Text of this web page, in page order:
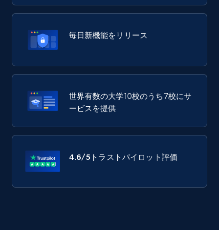
毎日新機能をリリース
世界有数の大学10校のうち7校にサ
ービスを提供
4.6/5 トラストパイロット評価